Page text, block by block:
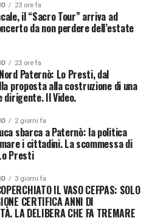
23 ore fa
il “Sacro Tour” arriva ad
da non perdere dell’estate
23 ore fa
Paternò: Lo Presti, dal
proposta alla costruzione di una
dirigente. Il Video.
2 giorni fa
sbarca a Paternò: la politica
i cittadini. La scommessa di
Presti
3 giorni fa
IL VASO CEFPAS: SOLO
CERTIFICA ANNI DI
LA DELIBERA CHE FA TREMARE